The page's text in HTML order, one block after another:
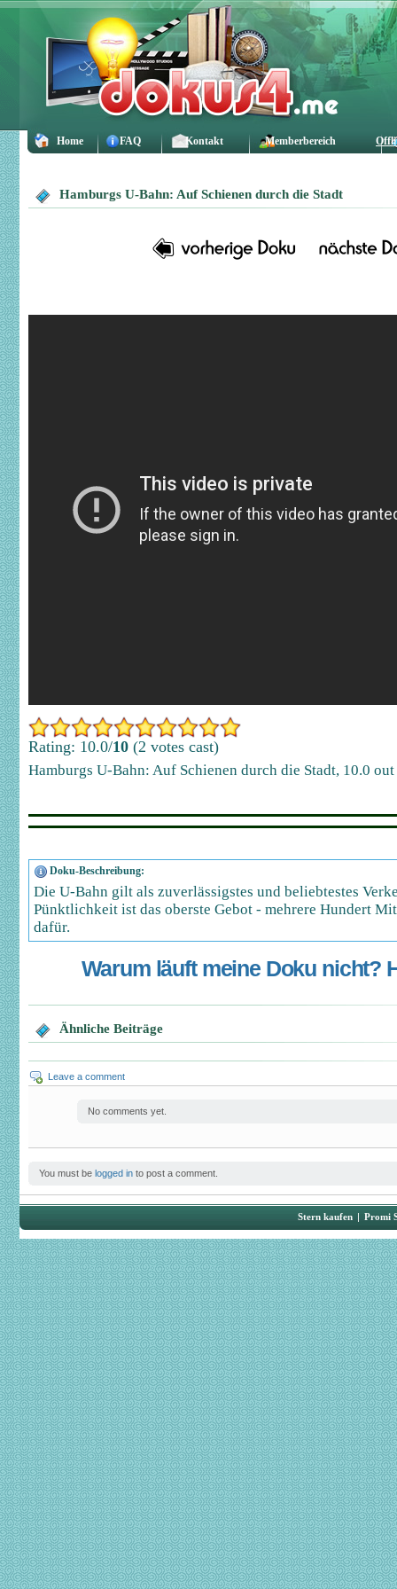
Home FAQ Kontakt Memberbereich
Hamburgs U-Bahn: Auf Schienen durch die Stadt
Rating: 10.0/10 (2 votes cast)
Hamburgs U-Bahn: Auf Schienen durch die Stadt, 10.0
Doku-Beschreibung:
Die U-Bahn gilt als zuverlässigstes und beliebtestes
Pünktlichkeit ist das oberste Gebot - mehrere Hundert
dafür.
Warum läuft meine Doku nicht?
Ähnliche Beiträge
Leave a comment
No comments yet.
You must be logged in to post a comment.
Stern kaufen | Promi